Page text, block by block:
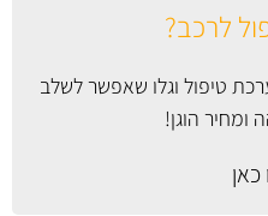
לרכב?
טיפול וגלו שאפשר לשלב
ומחיר הוגן!